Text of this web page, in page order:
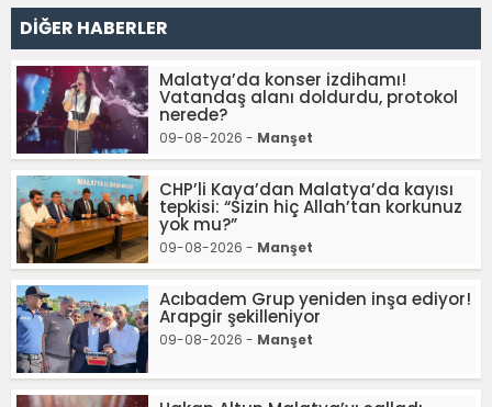
DİĞER HABERLER
Malatya’da konser izdihamı!
Vatandaş alanı doldurdu, protokol
nerede?
09-08-2026 - Manşet
CHP’li Kaya’dan Malatya’da kayısı
tepkisi: “Sizin hiç Allah’tan korkunuz
yok mu?”
09-08-2026 - Manşet
Acıbadem Grup yeniden inşa ediyor!
Arapgir şekilleniyor
09-08-2026 - Manşet